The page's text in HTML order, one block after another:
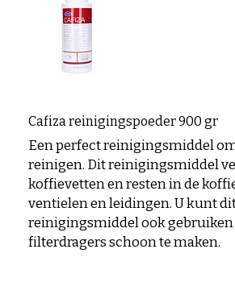
Caffè Paranà
Caffé Breda
Bristot
Lazarro
Killer Koffie
Duitse koffie
Melitta
Dallmayr
Alberto
Mövenpick koffie
Koffie korte THT
Koffie aanbieding
Soorten bonen
Arabica Koffie: De Milde,
Robusta Koffie: Sterk, Krachtig en
Arabica en Robusta Blends:
Bodem en Klimaat: Invloed op
Nieuwe verpakking – Dezelfde
Koffiemolen reinigen
Houdbaarheid
Bonen of voorgemalen koffie?
Cafiza reinigingspoeder 900 gr
Een perfect reinigingsmiddel
reinigen. Dit reinigingsmiddel
koffievetten en resten in de
ventielen en leidingen. U kunt
reinigingsmiddel ook
filterdragers schoon te maken.